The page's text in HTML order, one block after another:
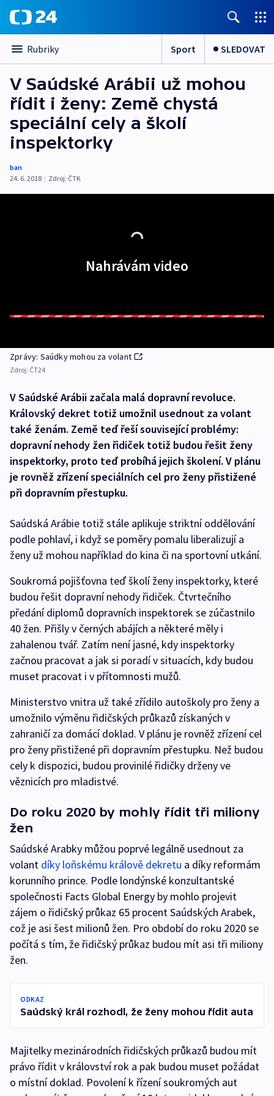
Rubriky Sport SLEDOVAT
V Saúdské Arábii už mohou
řídit i ženy: Země chystá
speciální cely a školí
inspektorky
ban
24. 6. 2018 | Zdroj: ČTK
Nahrávám video
Zprávy: Saúdky mohou za volant
Zdroj: ČT24
V Saúdské Arábii začala malá dopravní revoluce.
Královský dekret totiž umožnil usednout za volant
také ženám. Země teď řeší související problémy:
dopravní nehody žen řidiček totiž budou řešit ženy
inspektorky, proto teď probíhá jejich školení. V plánu
je rovněž zřízení speciálních cel pro ženy přistižené
při dopravním přestupku.
Saúdská Arábie totiž stále aplikuje striktní oddělování
podle pohlaví, i když se poměry pomalu liberalizují a
ženy už mohou například do kina či na sportovní utkání.
Soukromá pojišťovna teď školí ženy inspektorky, které
budou řešit dopravní nehody řidiček. Čtvrtečního
předání diplomů dopravních inspektorek se zúčastnilo
40 žen. Přišly v černých abájích a některé měly i
zahalenou tvář. Zatím není jasné, kdy inspektorky
začnou pracovat a jak si poradí v situacích, kdy budou
muset pracovat i v přítomnosti mužů.
Ministerstvo vnitra už také zřídilo autoškoly pro ženy a
umožnilo výměnu řidičských průkazů získaných v
zahraničí za domácí doklad. V plánu je rovněž zřízení cel
pro ženy přistižené při dopravním přestupku. Než budou
cely k dispozici, budou provinilé řidičky drženy ve
věznicích pro mladistvé.
Do roku 2020 by mohly řídit tři miliony
žen
Saúdské Arabky můžou poprvé legálně usednout za
volant díky loňskému králově dekretu a díky reformám
korunního prince. Podle londýnské konzultantské
společnosti Facts Global Energy by mohlo projevit
zájem o řidičský průkaz 65 procent Saúdských Arabek,
což je asi šest milionů žen. Pro období do roku 2020 se
počítá s tím, že řidičský průkaz budou mít asi tři miliony
žen.
ODKAZ
Saúdský král rozhodl, že ženy mohou řídit auta
Majitelky mezinárodních řidičských průkazů budou mít
právo řídit v království rok a pak budou muset požádat
o místní doklad. Povolení k řízení soukromých aut